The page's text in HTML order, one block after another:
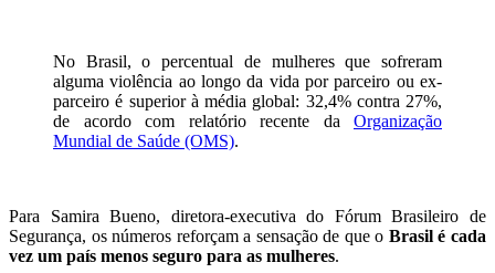
No Brasil,o percentual de mulheres que sofreram
alguma violência ao longo da vida por parceiro ou ex-
parceiro é superior à média global: 32,4% contra 27%,
de acordo com relatório recente da Organização
Mundial de Saúde (OMS).
Para Samira Bueno, diretora-executiva do Fórum Brasileiro de
Segurança, os números reforçam a sensação de que o Brasil é cada
vez um país menos seguro para as mulheres.